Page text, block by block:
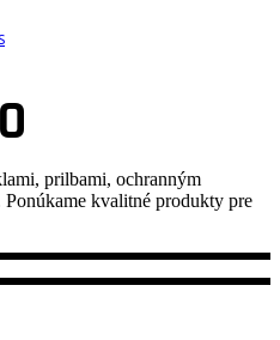
prilbami, ochranným
kvalitné produkty pre